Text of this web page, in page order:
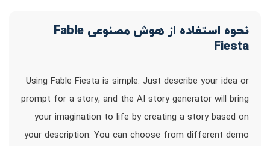
نحوه استفاده از هوش مصنوعی Fable
Fiesta
Using Fable Fiesta is simple. Just describe your idea or
prompt for a story, and the AI story generator will bring
your imagination to life by creating a story based on
your description. You can choose from different demo